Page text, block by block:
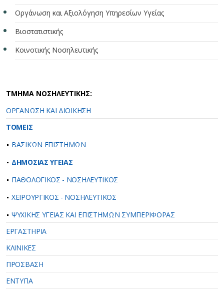
Οργάνωση και Αξιολόγηση Υπηρεσίων Υγείας
Βιοστατιστικής
Κοινοτικής Νοσηλευτικής
ΤΜΗΜΑ ΝΟΣΗΛΕΥΤΙΚΗΣ:
ΟΡΓΑΝΩΣΗ ΚΑΙ ΔΙΟΙΚΗΣΗ
ΤΟΜΕΙΣ
ΒΑΣΙΚΩΝ ΕΠΙΣΤΗΜΩΝ
ΔΗΜΟΣΙΑΣ ΥΓΕΙΑΣ
ΠΑΘΟΛΟΓΙΚΟΣ - ΝΟΣΗΛΕΥΤΙΚΟΣ
ΧΕΙΡΟΥΡΓΙΚΟΣ - ΝΟΣΗΛΕΥΤΙΚΟΣ
ΨΥΧΙΚΗΣ ΥΓΕΙΑΣ ΚΑΙ ΕΠΙΣΤΗΜΩΝ ΣΥΜΠΕΡΙΦΟΡΑΣ
ΕΡΓΑΣΤΗΡΙΑ
ΚΛΙΝΙΚΕΣ
ΠΡΟΣΒΑΣΗ
ΕΝΤΥΠΑ